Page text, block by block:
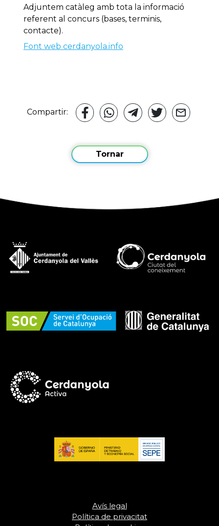
Adjuntem catàleg amb tota la informació
referent al concurs (bases, terminis,
contacte).
Font web cerdanyola.info
Compartir:
Tornar
Avís legal
Política de privacitat